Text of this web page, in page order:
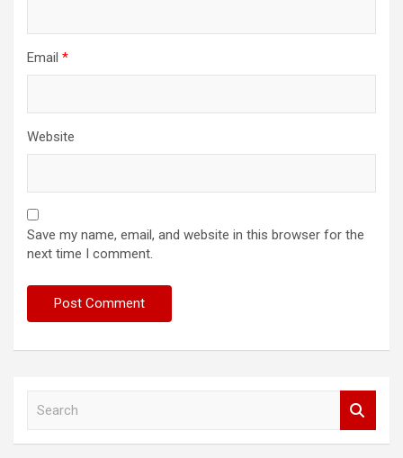
Email *
Website
Save my name, email, and website in this browser for the
next time I comment.